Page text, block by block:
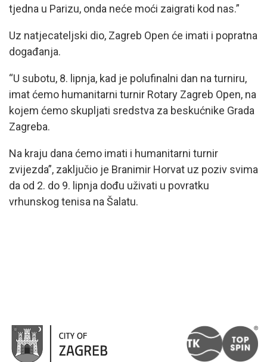
tjedna u Parizu, onda neće moći zaigrati kod nas.”
Uz natjecateljski dio, Zagreb Open će imati i popratna
događanja.
“U subotu, 8. lipnja, kad je polufinalni dan na turniru,
imat ćemo humanitarni turnir Rotary Zagreb Open, na
kojem ćemo skupljati sredstva za beskućnike Grada
Zagreba.
Na kraju dana ćemo imati i humanitarni turnir
zvijezda”, zaključio je Branimir Horvat uz poziv svima
da od 2. do 9. lipnja dođu uživati u povratku
vrhunskog tenisa na Šalatu.